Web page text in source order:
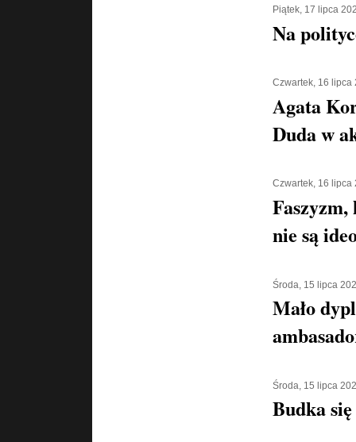
Piątek, 17 lipca
Na
Czwartek, 16 lipca
Agata
Duda w
Czwartek, 16 lipca
nie są
Środa, 15 lipca
Mało
Środa, 15 lipca
Budka